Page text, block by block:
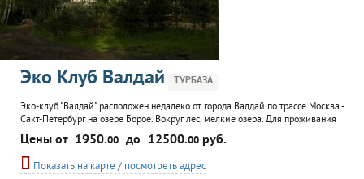
Эко Клуб Валдай ТУРБАЗА
Эко-клуб "Валдай" расположен недалеко от города Валдай по трассе Москва -
Сакт-Петербург на озере Борое. Вокруг лес, мелкие озера. Для проживания
гостей предлагаются комфортные номера с вентилятором, минибаром,
санузлом с душем, трехразовым питанием и три отдельных двухэтажных
коттеджа с кухнями. На территории есть свое приусадебное хозяйство, с
огородом, садом, теплицами, скотным
Цены от 1950.00 до 12500.00 руб.
Показать на карте / посмотреть адрес